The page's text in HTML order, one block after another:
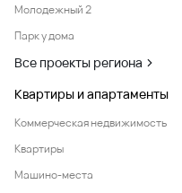
Молодежный 2
Парк у дома
Все проекты региона
Квартиры и апартаменты
Коммерческая недвижимость
Квартиры
Машино-места